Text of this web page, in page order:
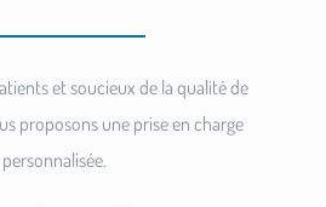
et soucieux de la qualité de
proposons une prise en charge
personnalisée.